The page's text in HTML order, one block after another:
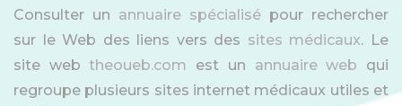
Consulter un annuaire spécialisé pour rechercher
sur le Web des liens vers des sites médicaux. Le
site webtheoueb.com est un annuaire web qui
regroupe plusieurs sites internet médicaux utiles et